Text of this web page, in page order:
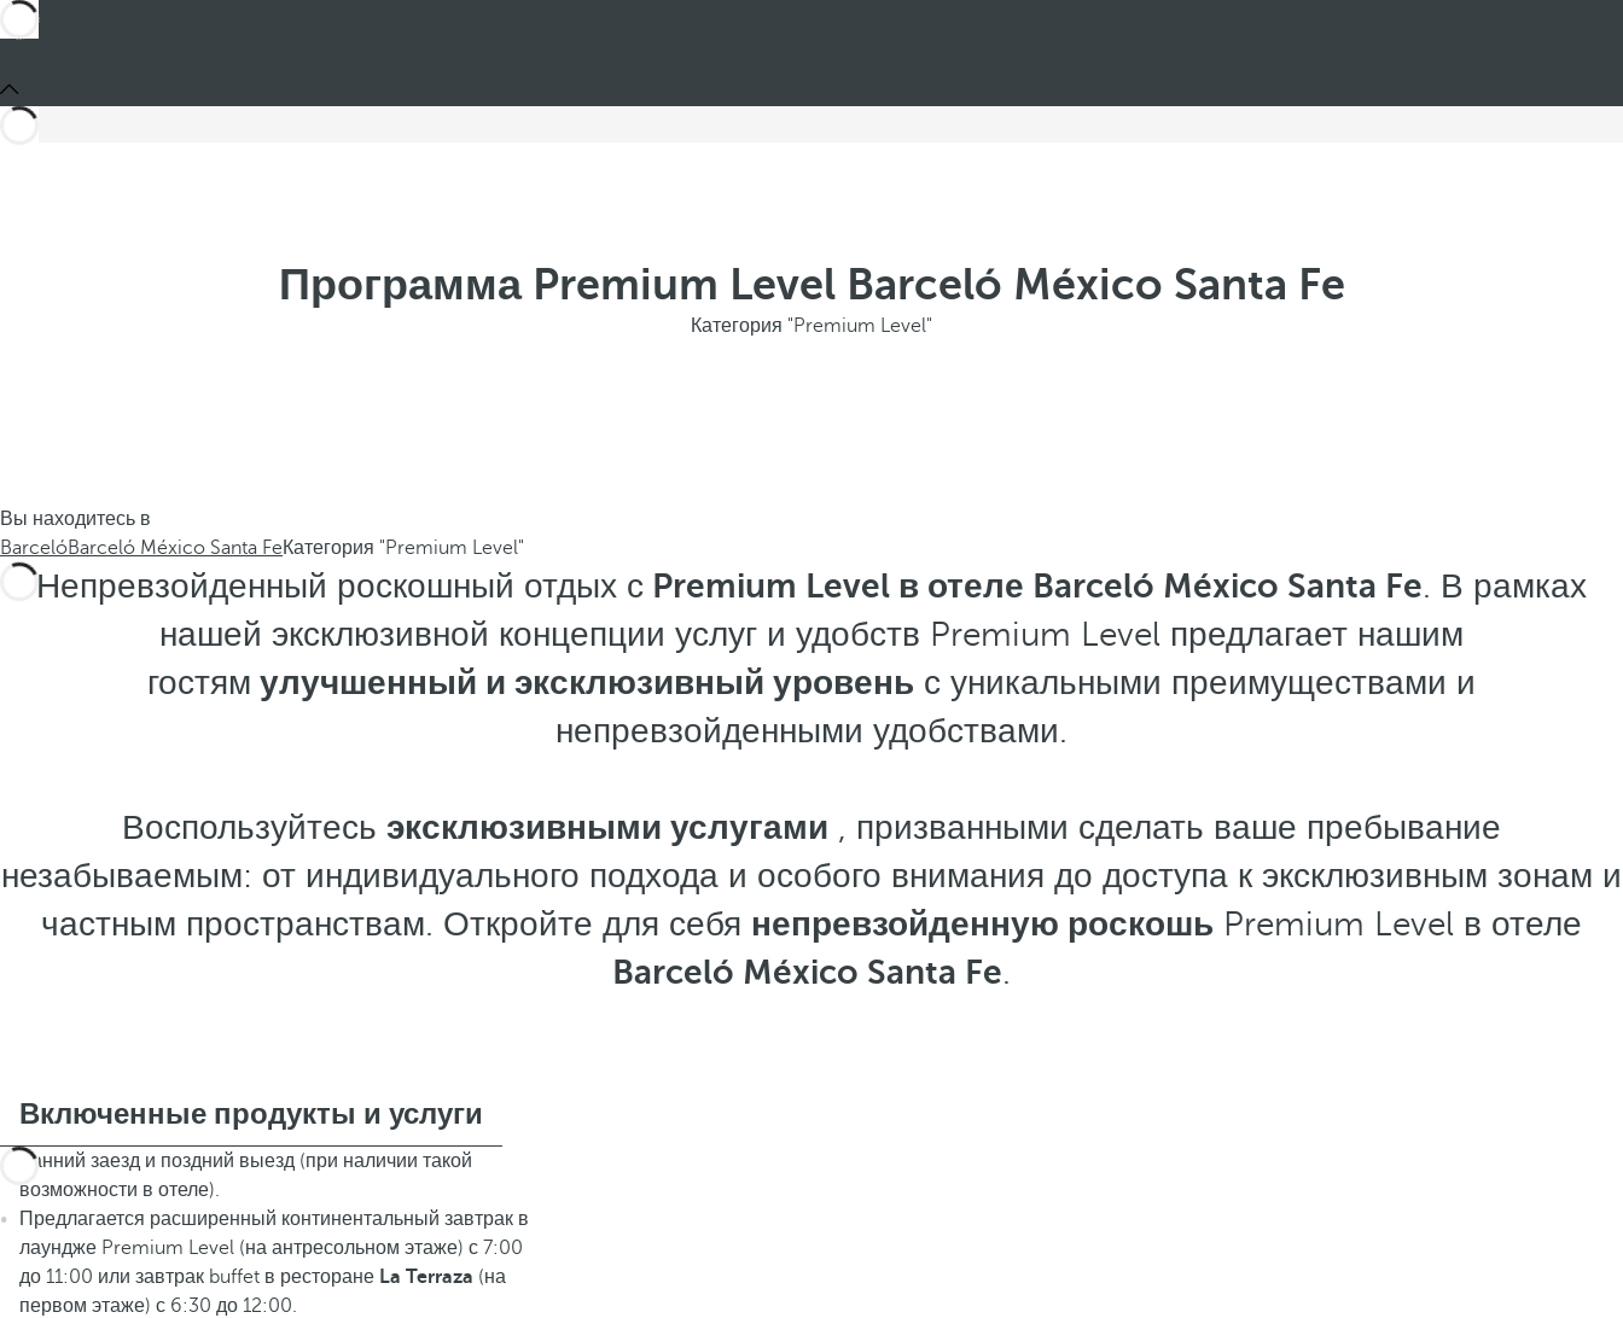
Программа Premium Level Barceló México Santa Fe
Категория "Premium Level"
Вы находитесь в
BarcelóBarceló México Santa FeКатегория "Premium Level"
Непревзойденный роскошный отдых с Premium Level в отеле Barceló México Santa Fe. В рамках
нашей эксклюзивной концепции услуг и удобств Premium Level предлагает нашим
гостям улучшенный и эксклюзивный уровень с уникальными преимуществами и
непревзойденными удобствами.
Воспользуйтесь эксклюзивными услугами , призванными сделать ваше пребывание
незабываемым: от индивидуального подхода и особого внимания до доступа к эксклюзивным зонам и
частным пространствам. Откройте для себя непревзойденную роскошь Premium Level в отеле
Barceló México Santa Fe.
Включенные продукты и услуги
Ранний заезд и поздний выезд (при наличии такой
возможности в отеле).
Предлагается расширенный континентальный завтрак в
лаундже Premium Level (на антресольном этаже) с 7:00
до 11:00 или завтрак buffet в ресторане La Terraza (на
первом этаже) с 6:30 до 12:00.